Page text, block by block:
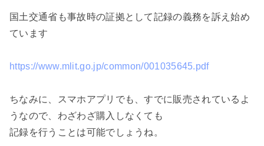
国土交通省も事故時の証拠として記録の義務を訴え始め
ています
https://www.mlit.go.jp/common/001035645.pdf
ちなみに、スマホアプリでも、すでに販売されているよ
うなので、わざわざ購入しなくても
記録を行うことは可能でしょうね。